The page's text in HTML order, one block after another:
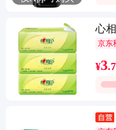
心
京东
¥3.